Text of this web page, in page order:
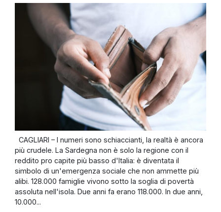
CAGLIARI – I numeri sono schiaccianti, la realtà è ancora
più crudele. La Sardegna non è solo la regione con il
reddito pro capite più basso d'Italia: è diventata il
simbolo di un'emergenza sociale che non ammette più
alibi. 128.000 famiglie vivono sotto la soglia di povertà
assoluta nell'isola. Due anni fa erano 118.000. In due anni,
10.000...